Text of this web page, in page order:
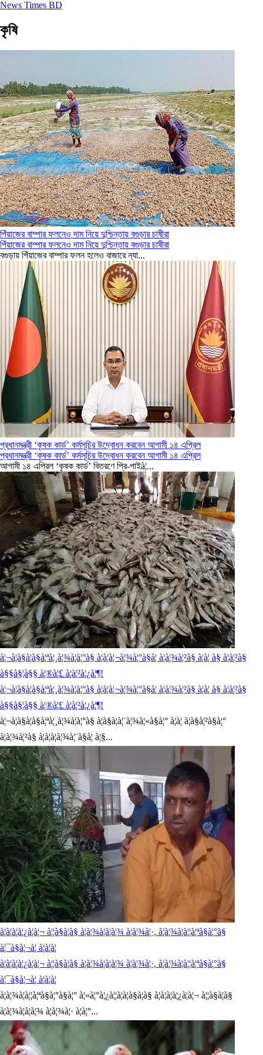
News Times BD
কৃষি
পিঁয়াজের বাম্পার ফলনেও দাম নিয়ে দুশ্চিন্তায় বগুড়ার চাষীরা
পিঁয়াজের বাম্পার ফলনেও দাম নিয়ে দুশ্চিন্তায় বগুড়ার চাষীরা
বগুড়ায় পিঁয়াজের বাম্পার ফলন হলেও বাজারে ন্যা...
প্রধানমন্ত্রী ‘কৃষক কার্ড’ কর্মসূচির উদ্বোধন করবেন আগামী ১৪ এপ্রিল
প্রধানমন্ত্রী ‘কৃষক কার্ড’ কর্মসূচির উদ্বোধন করবেন আগামী ১৪ এপ্রিল
আগামী ১৪ এপ্রিল ‘কৃষক কার্ড’ বিতরণে প্রি-পাইà¦...
à¦¬à¦à§à¦à§à¦ªà¦¸à¦¾à¦à¦°à§ à¦à¦à¦¬à¦¾à¦°à§à¦ à¦à¦¾à¦²à§ à¦à¦ à§ à¦à¦²à§
à§§à§¦à§§ à¦®à¦£ à¦à¦²à¦¿à¦¶!
à¦¬à¦à§à¦à§à¦ªà¦¸à¦¾à¦à¦°à§ à¦à¦à¦¬à¦¾à¦°à§à¦ à¦à¦¾à¦²à§ à¦à¦ à§ à¦à¦²à§
à§§à§¦à§§ à¦®à¦£ à¦à¦²à¦¿à¦¶!
à¦¬à¦à§à¦à§à¦ªà¦¸à¦¾à¦à¦°à§ à¦à§à¦à¦¨à¦¾à¦«à§à¦° à¦à¦ à¦à§à¦²à§à¦°
à¦à¦¾à¦²à§ à¦à¦à¦à¦¾à¦¨à§à¦ à¦§...
à¦à¦à¦à¦¿à¦à¦¬ à¦¦à§à¦à§ à¦à¦¾à¦à¦à¦¾ à¦à¦¾à¦·, à¦à¦¾à¦à¦¦à¦ªà§à¦°à§
à¦¯à§à¦¬à¦ à¦à¦à¦
à¦à¦à¦à¦¿à¦à¦¬ à¦¦à§à¦à§ à¦à¦¾à¦à¦à¦¾ à¦à¦¾à¦·, à¦à¦¾à¦à¦¦à¦ªà§à¦°à§
à¦¯à§à¦¬à¦ à¦à¦à¦
à¦à¦¾à¦à¦¦à¦ªà§à¦°à§à¦° à¦«à¦°à¦¿à¦¦à¦à¦à§à¦à§ à¦à¦à¦à¦¿à¦à¦¬ à¦¦à§à¦à§
à¦à¦¾à¦à¦à¦¾ à¦à¦¾à¦· à¦à¦°...